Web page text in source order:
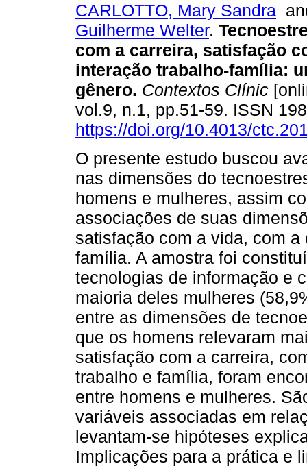
CARLOTTO, Mary Sandra
Guilherme Welter.
com a carreira, satisfação
interação trabalho-família:
gênero. Contextos Clínic
vol.9, n.1, pp.51-59. ISSN
https://doi.org/10.4013/
O presente estudo buscou
nas dimensões do
homens e mulheres, assim
associações de suas
satisfação com a vida, com
família. A amostra foi
tecnologias de informação e
maioria deles mulheres
entre as dimensões de
que os homens relevaram
satisfação com a carreira,
trabalho e família, foram
entre homens e mulheres.
variáveis associadas em
levantam-se hipóteses
Implicações para a prática e